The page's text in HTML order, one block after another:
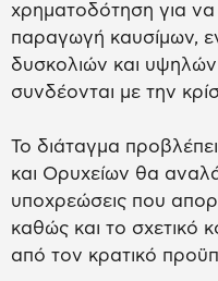
χρηματοδότηση για
παραγωγή καυσίμων,
δυσκολιών και
συνδέονται με την
Το διάταγμα
και Ορυχείων θα
υποχρεώσεις που
καθώς και το σχετικό
από τον κρατικό